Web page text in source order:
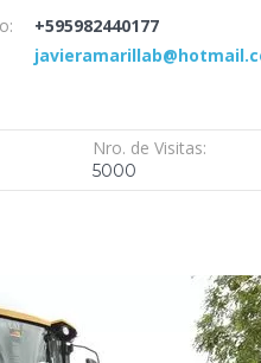
+595982440177
Nro. de Visitas:
5000